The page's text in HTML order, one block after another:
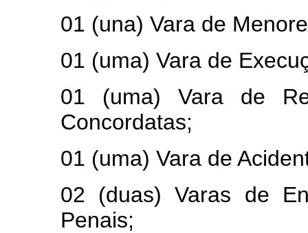
01 (una) Vara de
01 (uma) Vara de
01 (uma) Vara de
Concordatas;
01 (uma) Vara de
02 (duas) Varas de
Penais;